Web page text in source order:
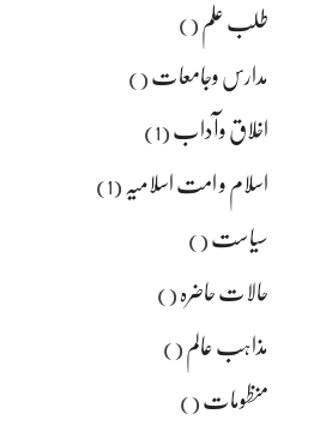
طلب علم ()
مدارس وجامعات ()
اخلاق وآداب (1)
اسلام و امت اسلامیہ (1)
سیاست ()
حالات حاضرہ ()
مذاہب عالم ()
منظومات ()